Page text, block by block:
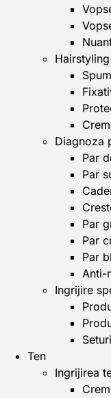
Hairstyling
Diagnoza
Par
Par
Par
Par
Par
Anti-
Ingrijire
Ten
Ingrijirea